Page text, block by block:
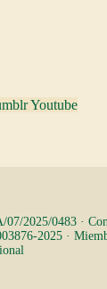
Youtube
2025/0483 ·
2025 ·